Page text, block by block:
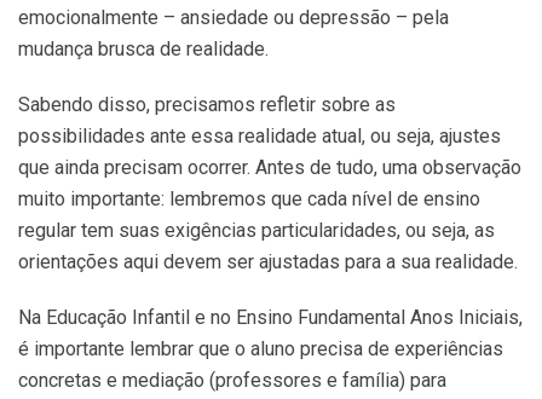
emocionalmente – ansiedade ou depressão – pela
mudança brusca de realidade.
Sabendo disso, precisamos refletir sobre as
possibilidades ante essa realidade atual, ou seja, ajustes
que ainda precisam ocorrer. Antes de tudo, uma observação
muito importante: lembremos que cada nível de ensino
regular tem suas exigências particularidades, ou seja, as
orientações aqui devem ser ajustadas para a sua realidade.
Na Educação Infantil e no Ensino Fundamental Anos Iniciais,
é importante lembrar que o aluno precisa de experiências
concretas e mediação (professores e família) para